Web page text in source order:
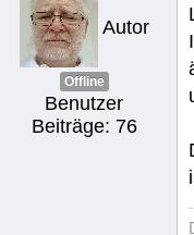
Autor
Offline
Benutzer
Beiträge: 76